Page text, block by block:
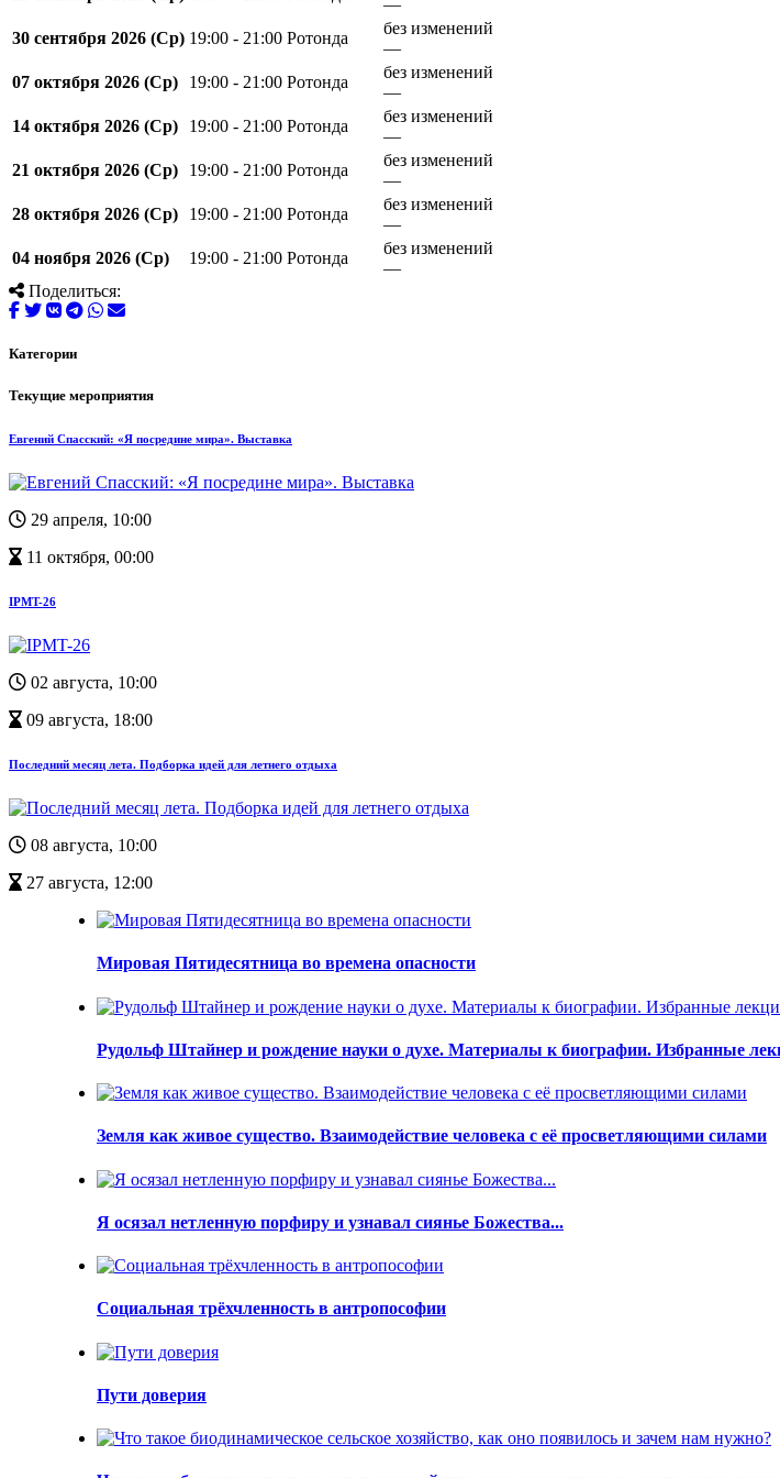
30 сентября 2026 (Ср) 19:00 - 21:00 Ротонда
без изменений
—
07 октября 2026 (Ср)
19:00 - 21:00 Ротонда
без изменений
—
14 октября 2026 (Ср)
19:00 - 21:00 Ротонда
без изменений
—
21 октября 2026 (Ср)
19:00 - 21:00 Ротонда
без изменений
—
28 октября 2026 (Ср)
19:00 - 21:00 Ротонда
без изменений
—
04 ноября 2026 (Ср)
19:00 - 21:00 Ротонда
без изменений
—
Поделиться:
Категории
Текущие мероприятия
Евгений Спасский: «Я посредине мира». Выставка
29 апреля, 10:00
11 октября, 00:00
IPMT-26
02 августа, 10:00
09 августа, 18:00
Последний месяц лета. Подборка идей для летнего отдыха
08 августа, 10:00
27 августа, 12:00
Мировая Пятидесятница во времена опасности
Рудольф Штайнер и рождение науки о духе. Материалы к биографии. Избранные
Земля как живое существо. Взаимодействие человека с её просветляющими силами
Я осязал нетленную порфиру и узнавал сиянье Божества...
Социальная трёхчленность в антропософии
Пути доверия